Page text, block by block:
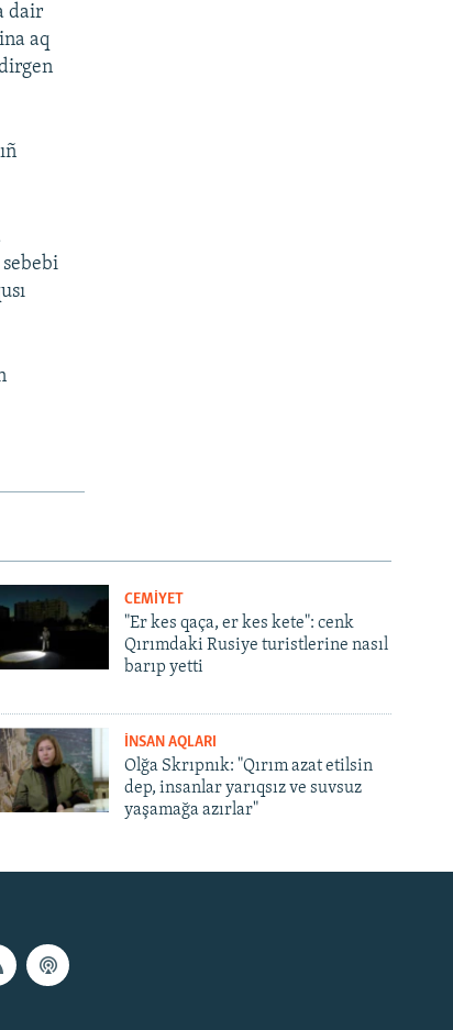
dair
aq
CEMİYET
"Er kes qaça, er kes kete": cenk
Qırımdaki Rusiye turistlerine nasıl
barıp yetti
İNSAN AQLARI
Olğa Skrıpnık: "Qırım azat etilsin
dep, insanlar yarıqsız ve suvsuz
yaşamağa azırlar"